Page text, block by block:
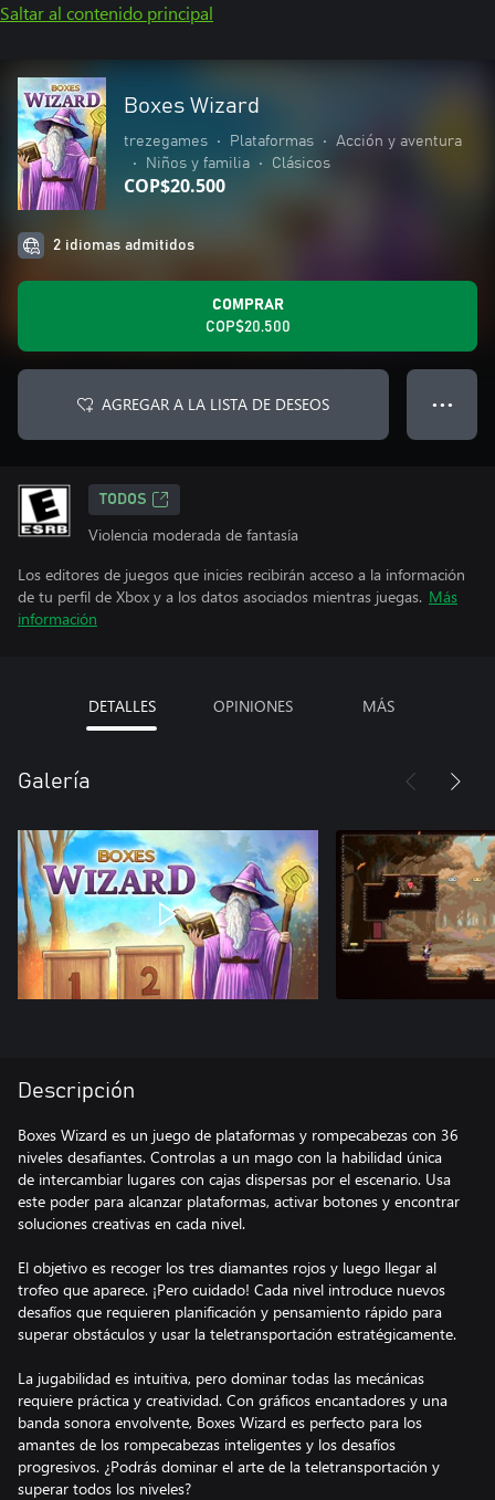
Saltar al contenido principal
Boxes Wizard
trezegames • Plataformas •
Acción y aventura
•
Niños y familia • Clásicos
COP$20.500
2 idiomas admitidos
COMPRAR
COP$20.500
AGREGAR A LA LISTA DE DESEOS ● ● ●
TODOS
Violencia moderada de fantasía
Los editores de juegos que inicies recibirán acceso a la información
de tu perfil de Xbox y a los datos asociados mientras juegas. Más
información
DETALLES OPINIONES MÁS
Galería
Descripción
Boxes Wizard es un juego de plataformas y rompecabezas con 36
niveles desafiantes. Controlas a un mago con la habilidad única
de intercambiar lugares con cajas dispersas por el escenario. Usa
este poder para alcanzar plataformas, activar botones y encontrar
soluciones creativas en cada nivel.
El objetivo es recoger los tres diamantes rojos y luego llegar al
trofeo que aparece. ¡Pero cuidado! Cada nivel introduce nuevos
desafíos que requieren planificación y pensamiento rápido para
superar obstáculos y usar la teletransportación estratégicamente.
La jugabilidad es intuitiva, pero dominar todas las mecánicas
requiere práctica y creatividad. Con gráficos encantadores y una
banda sonora envolvente, Boxes Wizard es perfecto para los
amantes de los rompecabezas inteligentes y los desafíos
progresivos. ¿Podrás dominar el arte de la teletransportación y
superar todos los niveles?